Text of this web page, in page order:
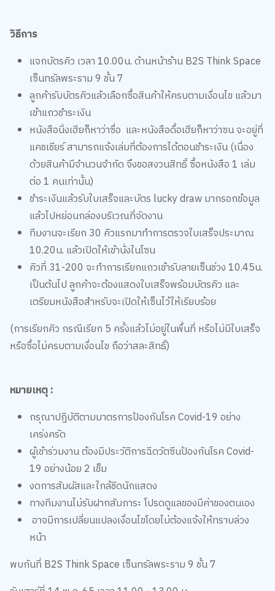
วิธีการ
แจกบัตรคิว เวลา 10.00น. ด้านหน้าร้าน B2S Think Space
เซ็นทรัลพระราม 9 ชั้น 7
ลูกค้ารับบัตรคิวแล้วเลือกซื้อสินค้าให้ครบตามเงื่อนไข แล้วมา
เข้าแถวชำระเงิน
หนังสือนิ่งเฮียก็หาว่าซื่อ และหนังสือดื้อเฮียก็หาว่าซน จะอยู่ที่
แคชเชียร์ สามารถแจ้งเล่มที่ต้องการได้ตอนชำระเงิน (เนื่อง
ด้วยสินค้ามีจำนวนจำกัด จึงขอสงวนสิทธิ์ ซื้อหนังสือ 1 เล่ม
ต่อ 1 คนเท่านั้น)
ชำระเงินแล้วรับใบเสร็จและบัตร lucky draw มากรอกข้อมูล
แล้วไปหย่อนกล่องบริเวณที่จัดงาน
ทีมงานจะเรียก 30 คิวแรกมาทำการตรวจใบเสร็จประมาณ
10.20น. แล้วเปิดให้เข้านั่งในโซน
คิวที่ 31-200 จะทำการเรียกแถวเข้ารับลายเซ็นช่วง 10.45น.
เป็นต้นไป ลูกค้าจะต้องแสดงใบเสร็จพร้อมบัตรคิว และ
เตรียมหนังสือสำหรับจะเปิดให้เซ็นไว้ให้เรียบร้อย
(การเรียกคิว กรณีเรียก 5 ครั้งแล้วไม่อยู่ในพื้นที่ หรือไม่มีใบเสร็จ
หรือซื้อไม่ครบตามเงื่อนไข ถือว่าสละสิทธิ์)
หมายเหตุ :
กรุณาปฏิบัติตามมาตรการป้องกันโรค Covid-19 อย่าง
เคร่งครัด
ผู้เข้าร่วมงาน ต้องมีประวัติการฉีดวัตซีนป้องกันโรค Covid-
19 อย่างน้อย 2 เข็ม
งดการสัมผัสและใกล้ชิดนักแสดง
ทางทีมงานไม่รับฝากสัมภาระ โปรดดูแลของมีค่าของตนเอง
อาจมีการเปลี่ยนแปลงเงื่อนไขโดยไม่ต้องแจ้งให้ทราบล่วง
หน้า
พบกันที่ B2S Think Space เซ็นทรัลพระราม 9 ชั้น 7